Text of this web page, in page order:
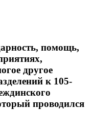
помощь,
другое
к 105-
проводился